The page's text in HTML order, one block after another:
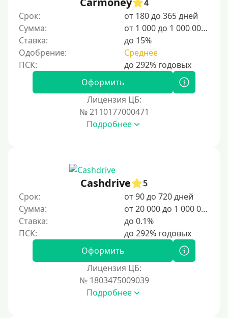
20000 руб
25000 руб
30000 руб
30000 руб на год
35000 руб
40000 руб
150000 руб
200000 руб
250000 руб
4
Срок:
от 180 до 365 дней
Сумма:
от 1 000 до 1 000 000 ₽
Ставка:
до 15%
Одобрение:
Среднее
Оформить
Лицензия ЦБ:
№ 2110177000471
Подробнее
Cashdrive
5
Срок:
от 90 до 720 дней
Сумма:
от 20 000 до 1 000 000 ₽
Ставка:
до 0.1%
Оформить
Лицензия ЦБ:
№ 1803475009039
Подробнее